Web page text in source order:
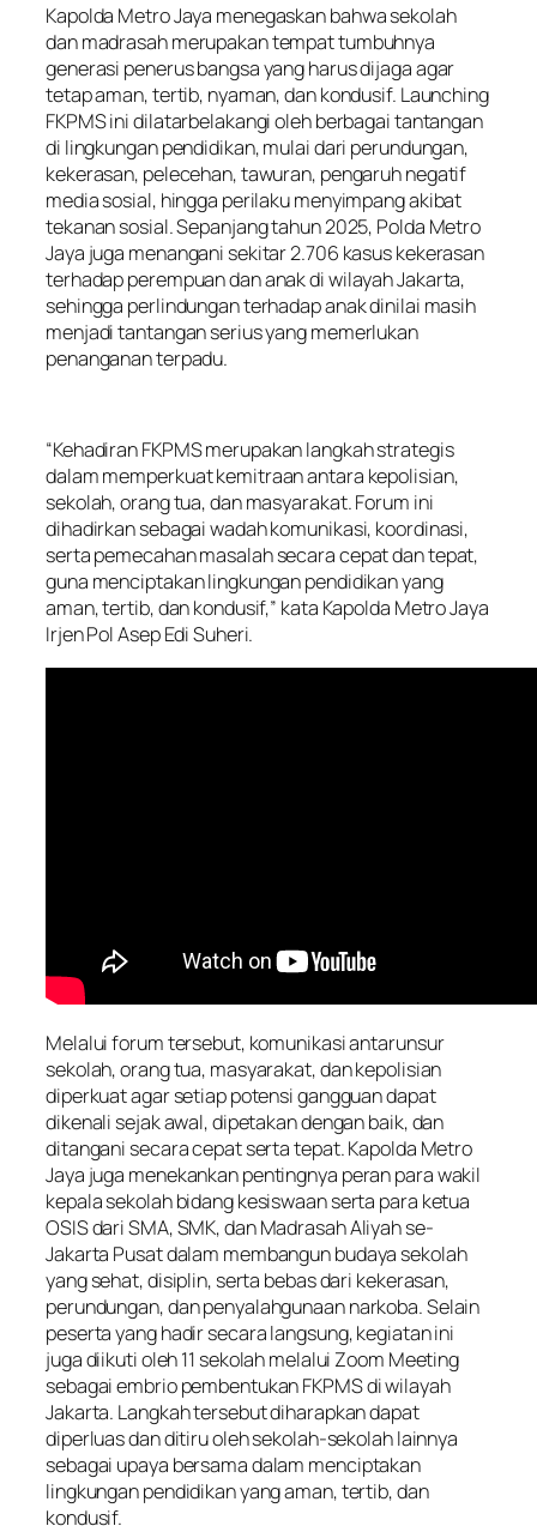
Kapolda Metro Jaya menegaskan bahwa sekolah
dan madrasah merupakan tempat tumbuhnya
generasi penerus bangsa yang harus dijaga agar
tetap aman, tertib, nyaman, dan kondusif. Launching
FKPMS ini dilatarbelakangi oleh berbagai tantangan
di lingkungan pendidikan, mulai dari perundungan,
kekerasan, pelecehan, tawuran, pengaruh negatif
media sosial, hingga perilaku menyimpang akibat
tekanan sosial. Sepanjang tahun 2025, Polda Metro
Jaya juga menangani sekitar 2.706 kasus kekerasan
terhadap perempuan dan anak di wilayah Jakarta,
sehingga perlindungan terhadap anak dinilai masih
menjadi tantangan serius yang memerlukan
penanganan terpadu.
“Kehadiran FKPMS merupakan langkah strategis
dalam memperkuat kemitraan antara kepolisian,
sekolah, orang tua, dan masyarakat. Forum ini
dihadirkan sebagai wadah komunikasi, koordinasi,
serta pemecahan masalah secara cepat dan tepat,
guna menciptakan lingkungan pendidikan yang
aman, tertib, dan kondusif,” kata Kapolda Metro Jaya
Irjen Pol Asep Edi Suheri.
Melalui forum tersebut, komunikasi antarunsur
sekolah, orang tua, masyarakat, dan kepolisian
diperkuat agar setiap potensi gangguan dapat
dikenali sejak awal, dipetakan dengan baik, dan
ditangani secara cepat serta tepat. Kapolda Metro
Jaya juga menekankan pentingnya peran para wakil
kepala sekolah bidang kesiswaan serta para ketua
OSIS dari SMA, SMK, dan Madrasah Aliyah se-
Jakarta Pusat dalam membangun budaya sekolah
yang sehat, disiplin, serta bebas dari kekerasan,
perundungan, dan penyalahgunaan narkoba. Selain
peserta yang hadir secara langsung, kegiatan ini
juga diikuti oleh 11 sekolah melalui Zoom Meeting
sebagai embrio pembentukan FKPMS di wilayah
Jakarta. Langkah tersebut diharapkan dapat
diperluas dan ditiru oleh sekolah-sekolah lainnya
sebagai upaya bersama dalam menciptakan
lingkungan pendidikan yang aman, tertib, dan
kondusif.